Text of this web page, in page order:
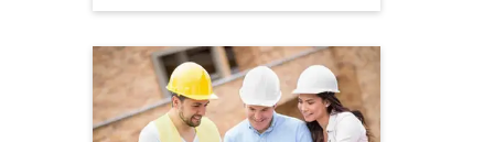
6
MAURICIO JOSE DE SOUSA JUNIOR
Engenharia Civil
Detalhes do curso